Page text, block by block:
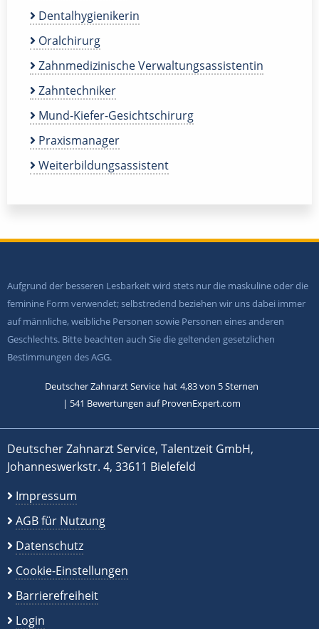
Dentalhygienikerin
Oralchirurg
Zahnmedizinische Verwaltungsassistentin
Zahntechniker
Mund-Kiefer-Gesichtschirurg
Praxismanager
Weiterbildungsassistent
Aufgrund der besseren Lesbarkeit wird stets nur die maskuline oder die
feminine Form verwendet; selbstredend beziehen wir uns dabei immer
auf männliche, weibliche Personen sowie Personen eines anderen
Geschlechts. Bitte beachten auch Sie die geltenden gesetzlichen
Bestimmungen des AGG.
Deutscher Zahnarzt Service hat 4,83von 5Sternen
| 541 Bewertungen auf ProvenExpert.com
Deutscher Zahnarzt Service, Talentzeit GmbH,
Johanneswerkstr. 4, 33611 Bielefeld
Impressum
AGB für Nutzung
Datenschutz
Cookie-Einstellungen
Barrierefreiheit
Login